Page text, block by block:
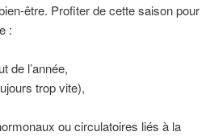
être. Profiter de cette saison pour
:
de l’année,
trop vite),
ou circulatoires liés à la